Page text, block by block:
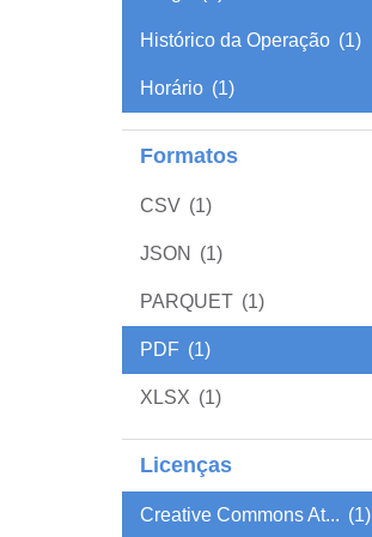
Histórico da Operação (1)
Horário (1)
Formatos
CSV (1)
JSON (1)
PARQUET (1)
PDF (1)
XLSX (1)
Licenças
Creative Commons At... (1)